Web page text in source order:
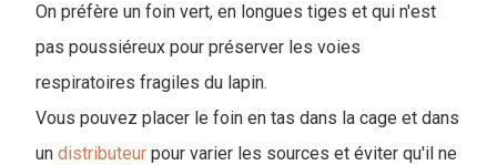
On préfère un foin vert, en longues tiges et qui n'est
pas poussiéreux pour préserver les voies
respiratoires fragiles du lapin.
Vous pouvez placer le foin en tas dans la cage et dans
un distributeur pour varier les sources et éviter qu'il ne